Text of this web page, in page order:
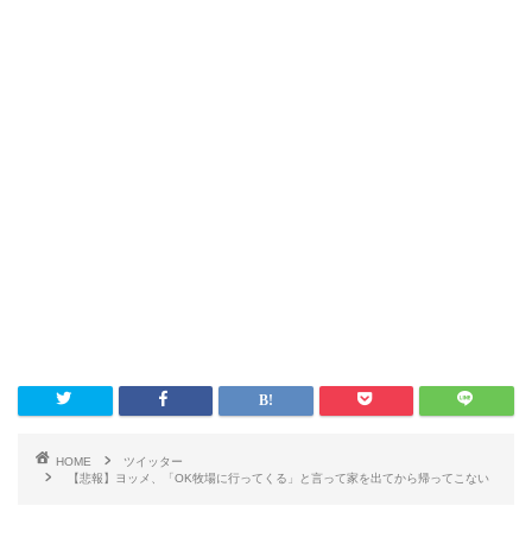
HOME
ツイッター
【悲報】ヨッメ、「OK牧場に行ってくる」と言って家を出てから帰ってこない